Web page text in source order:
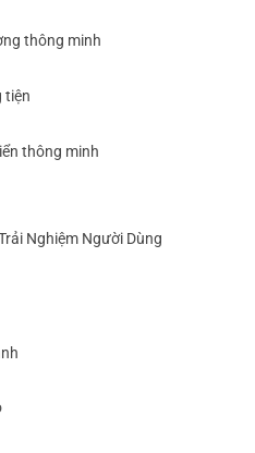
thông minh
tiện
thông minh
Nghiệm Người Dùng